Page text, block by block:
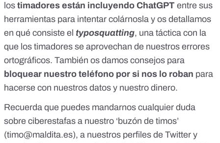
los timadores están incluyendo ChatGPT entre sus
herramientas para intentar colárnosla y os detallamos
en qué consiste el typosquatting, una táctica con la
que los timadores se aprovechan de nuestros errores
ortográficos. También os damos consejos para
bloquear nuestro teléfono por si nos lo roban para
hacerse con nuestros datos y nuestro dinero.
Recuerda que puedes mandarnos cualquier duda
sobre ciberestafas a nuestro ‘buzón de timos’
(timo@maldita.es), a nuestros perfiles de Twitter y